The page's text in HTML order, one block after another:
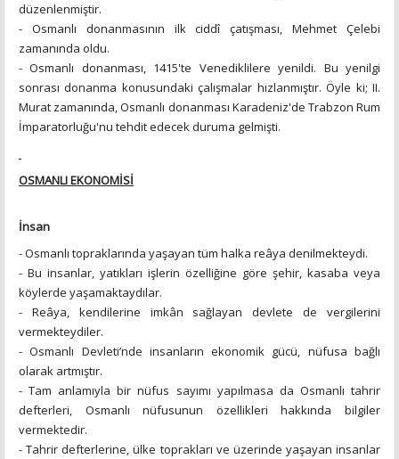
düzenlenmiştir.
- Osmanlı donanmasının ilk ciddî çatışması, Mehmet Çelebi
zamanında oldu.
- Osmanlı donanması, 1415'te Venediklilere yenildi. Bu yenilgi
sonrası donanma konusundaki çalışmalar hızlanmıştır. Öyle ki; II.
Murat zamanında, Osmanlı donanması Karadeniz'de Trabzon Rum
İmparatorluğu'nu tehdit edecek duruma gelmişti.
OSMANLI EKONOMİSİ
İnsan
- Osmanlı topraklarında yaşayan tüm halka reâya denilmekteydi.
- Bu insanlar, yatıkları işlerin özelliğine göre şehir, kasaba veya
köylerde yaşamaktaydılar.
- Reâya, kendilerine imkân sağlayan devlete de vergilerini
vermekteydiler.
- Osmanlı Devleti’nde insanların ekonomik gücü, nüfusa bağlı
olarak artmıştır.
- Tam anlamıyla bir nüfus sayımı yapılmasa da Osmanlı tahrir
defterleri, Osmanlı nüfusunun özellikleri hakkında bilgiler
vermektedir.
- Tahrir defterlerine, ülke toprakları ve üzerinde yaşayan insanlar